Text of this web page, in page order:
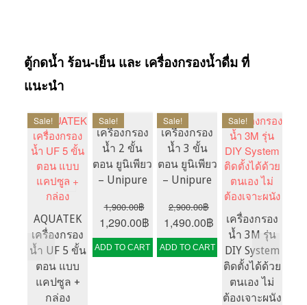
ตู้กดน้ำ ร้อน-เย็น และ เครื่องกรองน้ำดื่ม ที่
แนะนำ
Sale!
AQUATEK
เครื่องกรอง
น้ำ UF 5 ขั้น
ตอน แบบ
แคปซูล +
กล่อง
Sale!
เครื่องกรอง
น้ำ 2 ขั้น
ตอน ยูนิเพียว
– Unipure
1,900.00฿
Original
price
was:
1,290.00฿
Current
price
is:
ADD TO CART
Sale!
เครื่องกรอง
น้ำ 3 ขั้น
ตอน ยูนิเพียว
– Unipure
2,900.00฿
Original
price
was:
1,490.00฿
Current
price
is:
1,490.00฿.
ADD TO CART
Sale!
เครื่องกรอง
น้ำ 3M รุ่น
DIY System
ติดตั้งได้ด้วย
ตนเอง ไม่
ต้องเจาะผนัง